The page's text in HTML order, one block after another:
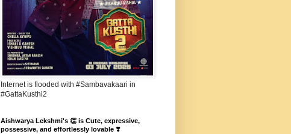
Internet is flooded with #Sambavakaari in
#GattaKusthi2
Aishwarya Lekshmi's 👏 is Cute, expressive,
possessive, and effortlessly lovable ❣️